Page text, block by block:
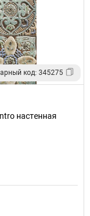
код: 345275
настенная